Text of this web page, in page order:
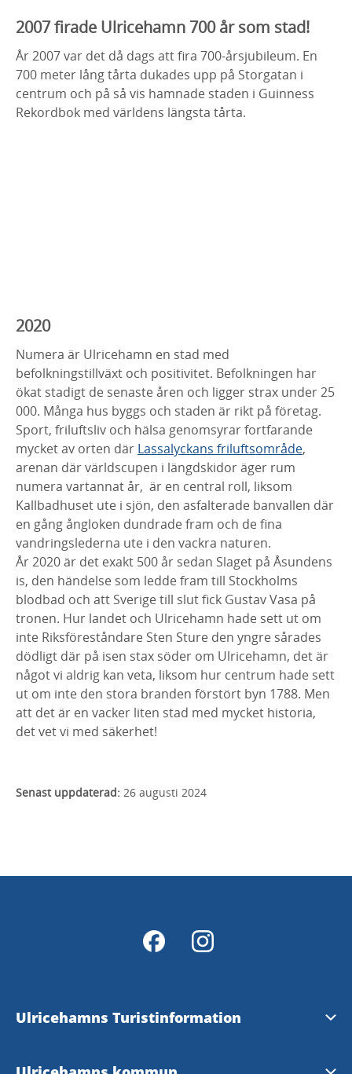
2007 firade Ulricehamn 700 år som stad!
År 2007 var det då dags att fira 700-årsjubileum. En
700 meter lång tårta dukades upp på Storgatan i
centrum och på så vis hamnade staden i Guinness
Rekordbok med världens längsta tårta.
2020
Numera är Ulricehamn en stad med
befolkningstillväxt och positivitet. Befolkningen har
ökat stadigt de senaste åren och ligger strax under 25
000. Många hus byggs och staden är rikt på företag.
Sport, friluftsliv och hälsa genomsyrar fortfarande
mycket av orten där Lassalyckans friluftsområde,
arenan där världscupen i längdskidor äger rum
numera vartannat år, är en central roll, liksom
Kallbadhuset ute i sjön, den asfalterade banvallen där
en gång ångloken dundrade fram och de fina
vandringslederna ute i den vackra naturen.
År 2020 är det exakt 500 år sedan Slaget på Åsundens
is, den händelse som ledde fram till Stockholms
blodbad och att Sverige till slut fick Gustav Vasa på
tronen. Hur landet och Ulricehamn hade sett ut om
inte Riksföreståndare Sten Sture den yngre sårades
dödligt där på isen stax söder om Ulricehamn, det är
något vi aldrig kan veta, liksom hur centrum hade sett
ut om inte den stora branden förstört byn 1788. Men
att det är en vacker liten stad med mycket historia,
det vet vi med säkerhet!
Senast uppdaterad: 26 augusti 2024
Ulricehamns Turistinformation
Öppettider och kontakt